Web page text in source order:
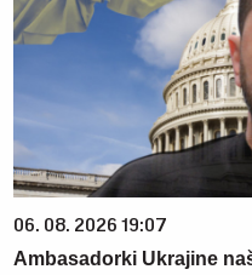
06. 08. 2026 19:07
Ambasadorki Ukrajine